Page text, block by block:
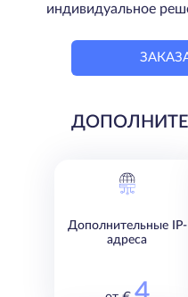
индивидуальное
Дополнительные IP-
адреса